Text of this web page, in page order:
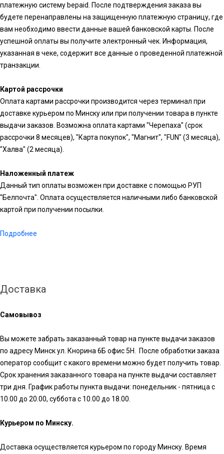
платежную систему bepaid. После подтверждения заказа вы
будете перенаправлены на защищенную платежную страницу, где
вам необходимо ввести данные вашей банковской карты. После
успешной оплаты вы получите электронный чек. Информация,
указанная в чеке, содержит все данные о проведенной платежной
транзакции.
Картой рассрочки
Оплата картами рассрочки производится через терминал при
доставке курьером по Минску или при получении товара в пункте
выдачи заказов. Возможна оплата картами "Черепаха" (срок
рассрочки 8 месяцев), "Карта покупок", "Магнит", "FUN" (3 месяца),
"Халва" (2 месяца).
Наложенный платеж
Данный тип оплаты возможен при доставке с помощью РУП
"Белпочта". Оплата осуществляется наличными либо банковской
картой при получении посылки.
Подробнее
Доставка
Самовывоз
Вы можете забрать заказанный товар на пункте выдачи заказов
по адресу Минск ул. Кнорина 6Б офис 5Н. После обработки заказа
оператор сообщит с какого времени можно будет получить товар.
Срок хранения заказанного товара на пункте выдачи составляет
три дня. График работы пункта выдачи: понедельник - пятница с
10.00 до 20.00, суббота с 10.00 до 18.00.
Курьером по Минску.
Доставка осуществляется курьером по городу Минску. Время